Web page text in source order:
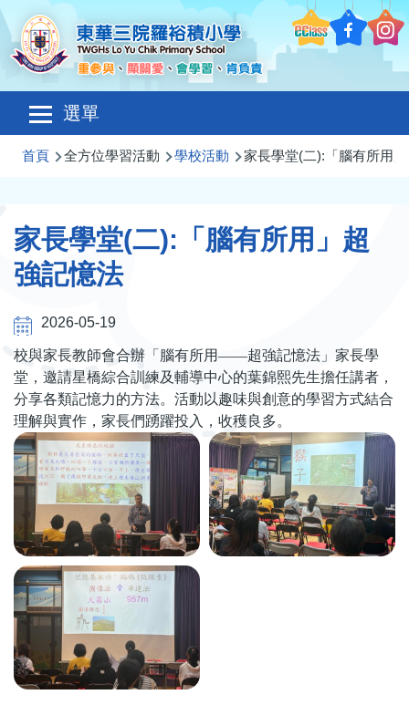
移至主內容
選單
Main
navigation
導
結
首頁 全方位學習活動 學校活動 家長學堂(二):「腦有所用
家長學堂(二):「腦有所用」超
強記憶法
2026-05-19
校與家長教師會合辦「腦有所用——超強記憶法」家長學
堂，邀請星橋綜合訓練及輔導中心的葉錦熙先生擔任講者，
分享各類記憶力的方法。活動以趣味與創意的學習方式結合
理解與實作，家長們踴躍投入，收穫良多。